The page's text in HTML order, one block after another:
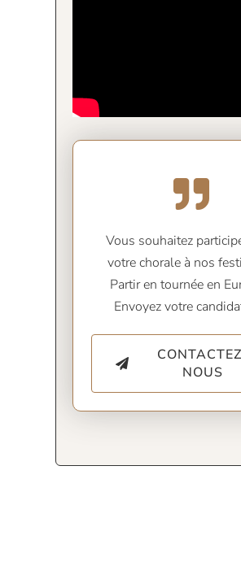
Vous souhaitez
votre chorale à nos
Partir en tournée en
Envoyez votre
NOUS